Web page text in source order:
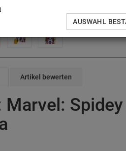
Artikel bewerten
Marvel:
AUSWAHL